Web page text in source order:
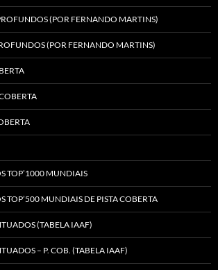
(POR FERNANDO MARTINS)
(POR FERNANDO MARTINS)
TOP’1000 MUNDIAIS
TOP’500 MUNDIAIS DE PISTA COBERTA
(TABELA IAAF)
– P. COB. (TABELA IAAF)